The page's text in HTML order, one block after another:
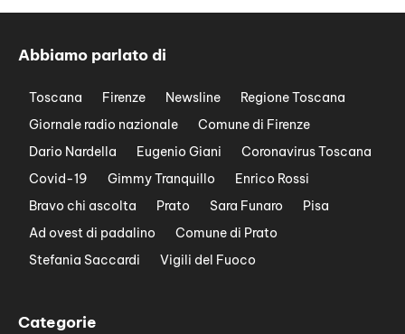
Abbiamo parlato di
Toscana Firenze Newsline
Regione Toscana
Giornale radio nazionale
Comune di Firenze
Dario Nardella
Eugenio Giani
Coronavirus Toscana
Covid-19
Gimmy Tranquillo
Enrico Rossi
Bravo chi ascolta
Prato Sara Funaro
Pisa
Ad ovest di padalino
Comune di Prato
Stefania Saccardi
Vigili del Fuoco
Categorie